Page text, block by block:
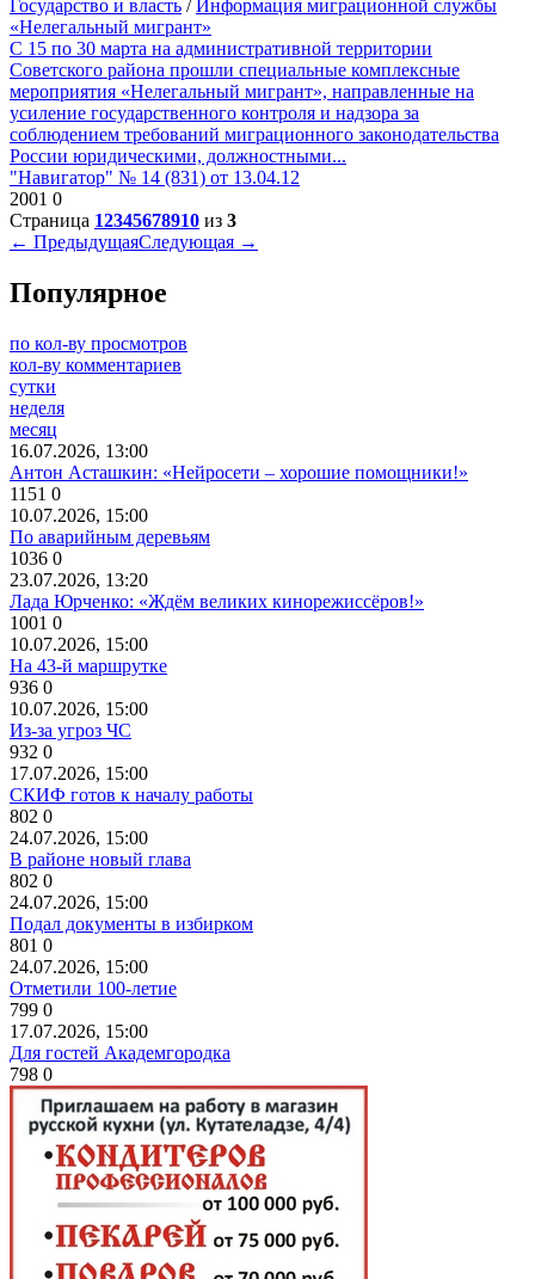
Государство и власть /Информация миграционной службы
«Нелегальный мигрант»
С 15 по 30 марта на административной территории
Советского района прошли специальные комплексные
мероприятия «Нелегальный мигрант», направленные на
усиление государственного контроля и надзора за
соблюдением требований миграционного законодательства
России юридическими, должностными...
"Навигатор" № 14 (831) от 13.04.12
2001 0
Страница 12345678910 из 3
← ПредыдущаяСледующая →
Популярное
по кол-ву просмотров
кол-ву комментариев
сутки
неделя
месяц
16.07.2026, 13:00
Антон Асташкин: «Нейросети – хорошие помощники!»
1151 0
10.07.2026, 15:00
По аварийным деревьям
1036 0
23.07.2026, 13:20
Лада Юрченко: «Ждём великих кинорежиссёров!»
1001 0
10.07.2026, 15:00
На 43-й маршрутке
936 0
10.07.2026, 15:00
Из-за угроз ЧС
932 0
17.07.2026, 15:00
СКИФ готов к началу работы
802 0
24.07.2026, 15:00
В районе новый глава
802 0
24.07.2026, 15:00
Подал документы в избирком
801 0
24.07.2026, 15:00
Отметили 100-летие
799 0
17.07.2026, 15:00
Для гостей Академгородка
798 0